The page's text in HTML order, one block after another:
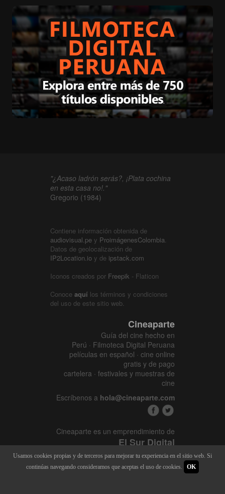
"¿Acaso ladrón serás?, ¡Plata cochina
en esta casa no!."
Gregorio (1984)
Contiene información obtenida de
audiovisual.pe y ProimágenesColombia
Datos de geolocalización de
IP2Location.io y de ipstack.com
Iconos creados por Freepik - Flaticon
Conoce aquí los términos y condiciones
del uso de este sitio web.
Cineaparte
Guía del cine hecho en
Perú · Filmoteca Digital Peruana
películas en español · cine online
gratis y de pago
cartelera · festivales y muestras de
cine
Escríbenos a hola@cineaparte.com
Cineaparte es un emprendimiento de
El Sur Digital
www.elsurcine.com
Desarrollado porSALA247
Usamos cookies propias y de terceros para mejorar tu experiencia en el sitio web. Si
continúas navegando consideramos que aceptas el uso de cookies.
OK